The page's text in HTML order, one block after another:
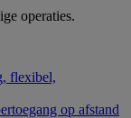
operaties.
flexibel,
op afstand